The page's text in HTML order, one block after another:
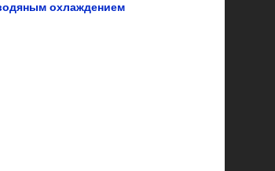
охлаждением